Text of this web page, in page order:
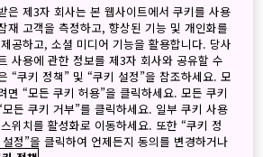
아 다라티비의 랜선투어 여행지 중
싶은 장소는 어디인가요?
댓글로
년 꼭 가보고 싶은 오사카 여행지를
은 제3자 회사는 본 웹사이트에서 쿠키를 사용
재 고객을 측정하고, 향상된 기능 및 개인화를
공하고, 소셜 미디어 기능을 활용합니다. 당사
사용에 관한 정보를 제3자 회사와 공유할 수
“쿠키 정책” 및 “쿠키 설정”을 참조하세요. 모
면 “모든 쿠키 허용”을 클릭하세요. 모든 쿠키
든 쿠키 거부”를 클릭하세요. 일부 쿠키 사용
위치를 활성화로 이동하세요. 또한 “쿠키 정
정”을 클릭하여 언제든지 동의를 변경하거나